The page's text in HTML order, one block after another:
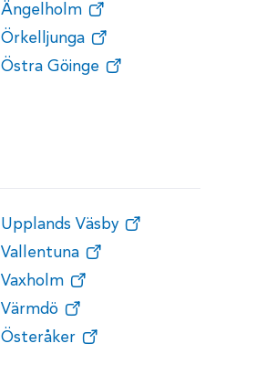
Ängelholm
Örkelljunga
Östra Göinge
Upplands Väsby
Vallentuna
Vaxholm
Värmdö
Österåker